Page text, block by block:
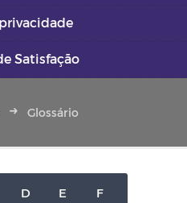
privacidade
Satisfação
Glossário
D E F